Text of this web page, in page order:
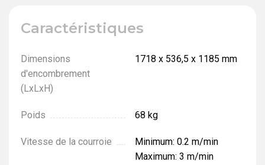
Caractéristiques
Dimensions
d'encombrement
(LxLxH)
1718 х 536,5 х 1185 mm
Poids 68 kg
Vitesse de la courroie
Minimum: 0.2 m/min
Maximum: 3 m/min